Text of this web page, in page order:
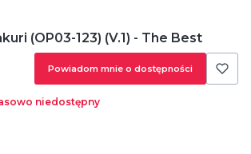
(OP03-123) (V.1) - The Best
Powiadom mnie o dostępności
niedostępny